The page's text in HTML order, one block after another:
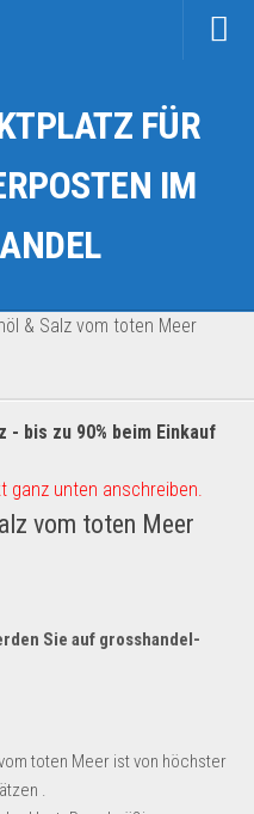
FÜR
IM
& Salz vom toten Meer
- bis zu 90% beim Einkauf
ganz unten anschreiben.
vom toten Meer
Sie auf grosshandel-
toten Meer ist von höchster
.